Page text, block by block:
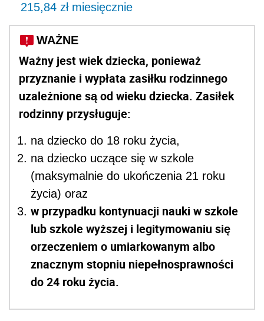
215,84 zł miesięcznie
WAŻNE
Ważny jest wiek dziecka, ponieważ
przyznanie i wypłata zasiłku rodzinnego
uzależnione są od wieku dziecka. Zasiłek
rodzinny przysługuje:
na dziecko do 18 roku życia,
na dziecko uczące się w szkole
(maksymalnie do ukończenia 21 roku
życia) oraz
w przypadku kontynuacji nauki w szkole
lub szkole wyższej i legitymowaniu się
orzeczeniem o umiarkowanym albo
znacznym stopniu niepełnosprawności
do 24 roku życia.